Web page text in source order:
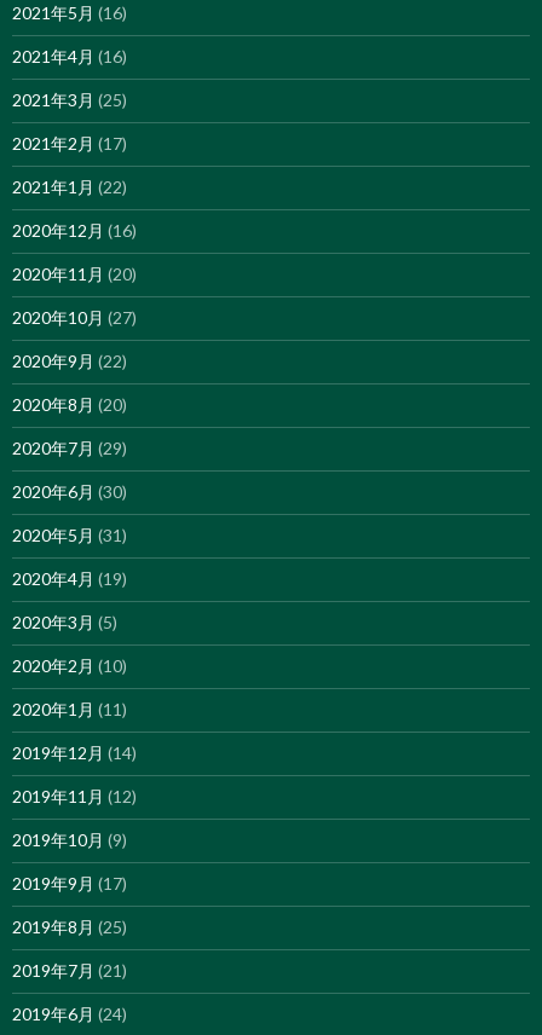
2021年5月 (16)
2021年4月 (16)
2021年3月 (25)
2021年2月 (17)
2021年1月 (22)
2020年12月 (16)
2020年11月 (20)
2020年10月 (27)
2020年9月 (22)
2020年8月 (20)
2020年7月 (29)
2020年6月 (30)
2020年5月 (31)
2020年4月 (19)
2020年3月 (5)
2020年2月 (10)
2020年1月 (11)
2019年12月 (14)
2019年11月 (12)
2019年10月 (9)
2019年9月 (17)
2019年8月 (25)
2019年7月 (21)
2019年6月 (24)